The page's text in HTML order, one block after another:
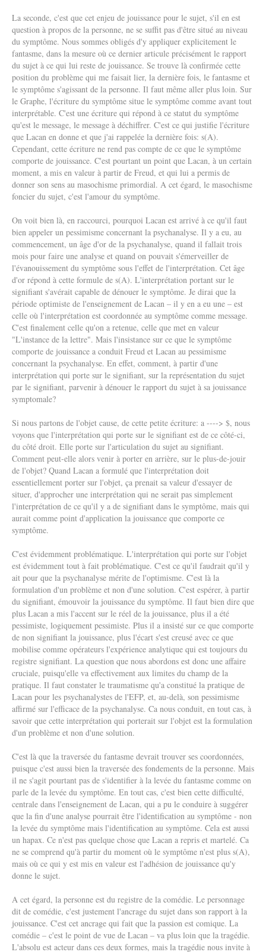
La seconde, c'est que cet enjeu de jouissance pour le sujet, s'il en est
question à propos de la personne, ne se suffit pas d'être situé au niveau
du symptôme. Nous sommes obligés d'y appliquer explicitement le
fantasme, dans la mesure où ce dernier articule précisément le rapport
du sujet à ce qui lui reste de jouissance. Se trouve là confirmée cette
position du problème qui me faisait lier, la dernière fois, le fantasme et
le symptôme s'agissant de la personne. Il faut même aller plus loin. Sur
le Graphe, l'écriture du symptôme situe le symptôme comme avant tout
interprétable. C'est une écriture qui répond à ce statut du symptôme
qu'est le message, le message à déchiffrer. C'est ce qui justifie l'écriture
que Lacan en donne et que j'ai rappelée la dernière fois: s(A).
Cependant, cette écriture ne rend pas compte de ce que le symptôme
comporte de jouissance. C'est pourtant un point que Lacan, à un certain
moment, a mis en valeur à partir de Freud, et qui lui a permis de
donner son sens au masochisme primordial. A cet égard, le masochisme
foncier du sujet, c'est l'amour du symptôme.
On voit bien là, en raccourci, pourquoi Lacan est arrivé à ce qu'il faut
bien appeler un pessimisme concernant la psychanalyse. Il y a eu, au
commencement, un âge d'or de la psychanalyse, quand il fallait trois
mois pour faire une analyse et quand on pouvait s'émerveiller de
l'évanouissement du symptôme sous l'effet de l'interprétation. Cet âge
d'or répond à cette formule de s(A). L'interprétation portant sur le
signifiant s'avérait capable de dénouer le symptôme. Je dirai que la
période optimiste de l'enseignement de Lacan – il y en a eu une – est
celle où l'interprétation est coordonnée au symptôme comme message.
C'est finalement celle qu'on a retenue, celle que met en valeur
"L'instance de la lettre". Mais l'insistance sur ce que le symptôme
comporte de jouissance a conduit Freud et Lacan au pessimisme
concernant la psychanalyse. En effet, comment, à partir d'une
interprétation qui porte sur le signifiant, sur la représentation du sujet
par le signifiant, parvenir à dénouer le rapport du sujet à sa jouissance
symptomale?
Si nous partons de l'objet cause, de cette petite écriture: a ----> $, nous
voyons que l'interprétation qui porte sur le signifiant est de ce côté-ci,
du côté droit. Elle porte sur l'articulation du sujet au signifiant.
Comment peut-elle alors venir à porter en arrière, sur le plus-de-jouir
de l'objet? Quand Lacan a formulé que l'interprétation doit
essentiellement porter sur l'objet, ça prenait sa valeur d'essayer de
situer, d'approcher une interprétation qui ne serait pas simplement
l'interprétation de ce qu'il y a de signifiant dans le symptôme, mais qui
aurait comme point d'application la jouissance que comporte ce
symptôme.
C'est évidemment problématique. L'interprétation qui porte sur l'objet
est évidemment tout à fait problématique. C'est ce qu'il faudrait qu'il y
ait pour que la psychanalyse mérite de l'optimisme. C'est là la
formulation d'un problème et non d'une solution. C'est espérer, à partir
du signifiant, émouvoir la jouissance du symptôme. Il faut bien dire que
plus Lacan a mis l'accent sur le réel de la jouissance, plus il a été
pessimiste, logiquement pessimiste. Plus il a insisté sur ce que comporte
de non signifiant la jouissance, plus l'écart s'est creusé avec ce que
mobilise comme opérateurs l'expérience analytique qui est toujours du
registre signifiant. La question que nous abordons est donc une affaire
cruciale, puisqu'elle va effectivement aux limites du champ de la
pratique. Il faut constater le traumatisme qu'a constitué la pratique de
Lacan pour les psychanalystes de l'EFP, et, au-delà, son pessimisme
affirmé sur l'efficace de la psychanalyse. Ca nous conduit, en tout cas, à
savoir que cette interprétation qui porterait sur l'objet est la formulation
d'un problème et non d'une solution.
C'est là que la traversée du fantasme devrait trouver ses coordonnées,
puisque c'est aussi bien la traversée des fondements de la personne. Mais
il ne s'agit pourtant pas de s'identifier à la levée du fantasme comme on
parle de la levée du symptôme. En tout cas, c'est bien cette difficulté,
centrale dans l'enseignement de Lacan, qui a pu le conduire à suggérer
que la fin d'une analyse pourrait être l'identification au symptôme - non
la levée du symptôme mais l'identification au symptôme. Cela est aussi
un hapax. Ce n'est pas quelque chose que Lacan a repris et martelé. Ca
ne se comprend qu'à partir du moment où le symptôme n'est plus s(A),
mais où ce qui y est mis en valeur est l'adhésion de jouissance qu'y
donne le sujet.
A cet égard, la personne est du registre de la comédie. Le personnage
dit de comédie, c'est justement l'ancrage du sujet dans son rapport à la
jouissance. C'est cet ancrage qui fait que la passion est comique. La
comédie – c'est le point de vue de Lacan – va plus loin que la tragédie.
L'absolu est acteur dans ces deux formes, mais la tragédie nous invite à